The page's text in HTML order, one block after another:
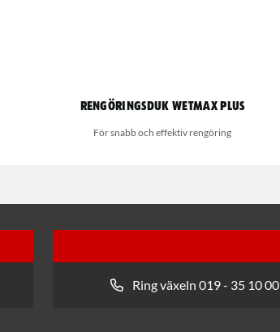
Rengöringsduk Wetmax Plus
För snabb och effektiv rengöring
Ring växeln 019 - 35 10 00